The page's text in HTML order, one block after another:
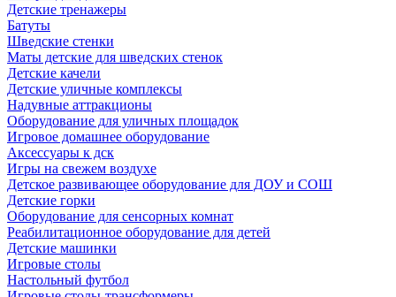
Детские тренажеры
Батуты
Шведские стенки
Маты детские для шведских стенок
Детские качели
Детские уличные комплексы
Надувные аттракционы
Оборудование для уличных площадок
Игровое домашнее оборудование
Аксессуары к дск
Игры на свежем воздухе
Детское развивающее оборудование для ДОУ и СОШ
Детские горки
Оборудование для сенсорных комнат
Реабилитационное оборудование для детей
Детские машинки
Игровые столы
Настольный футбол